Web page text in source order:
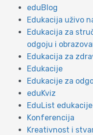
eduBlog
Edukacija uživo
Edukacija za
odgoju i
Edukacija za
Edukacije
Edukacije za
eduKviz
EduList edukacije
Konferencija
Kreativnost i